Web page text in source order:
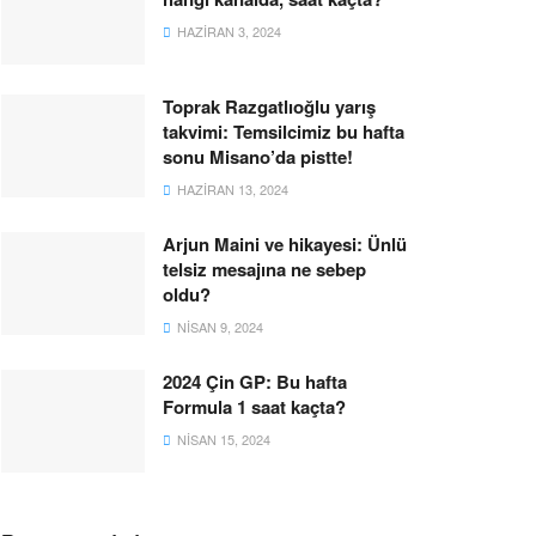
HAZIRAN 3, 2024
Toprak Razgatlıoğlu yarış
takvimi: Temsilcimiz bu hafta
sonu Misano’da pistte!
HAZIRAN 13, 2024
Arjun Maini ve hikayesi: Ünlü
telsiz mesajına ne sebep
oldu?
NISAN 9, 2024
2024 Çin GP: Bu hafta
Formula 1 saat kaçta?
NISAN 15, 2024